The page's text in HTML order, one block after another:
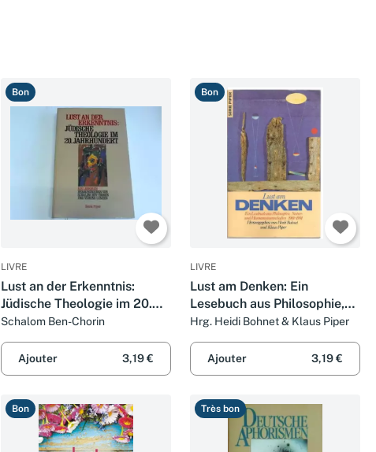
Bon
LIVRE
Lust an der Erkenntnis:
Jüdische Theologie im 20.
Jahrhundert: Ein Lesebuch
(Piper Taschenbuch)
Schalom Ben-Chorin
Ajouter 3,19 €
Bon
LIVRE
Lust am Denken: Ein
Lesebuch aus Philosophie,
Natur- und
Humanwissenschaften 1981-
1991 (Piper Taschenbuch)
Hrg. Heidi Bohnet & Klaus Piper
Ajouter 3,19 €
Bon Très bon